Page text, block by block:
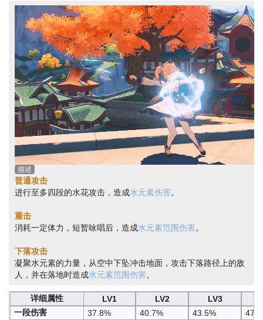
描述
普通攻击
进行至多四段的水花攻击，造成水元素伤害。
重击
消耗一定体力，短暂咏唱后，造成水元素范围伤害。
下落攻击
凝聚水元素的力量，从空中下坠冲击地面，攻击下落路径上的敌
人，并在落地时造成水元素范围伤害。
详细属性 LV1 LV2 LV3
一段伤害
37.8% 40.7% 43.5%